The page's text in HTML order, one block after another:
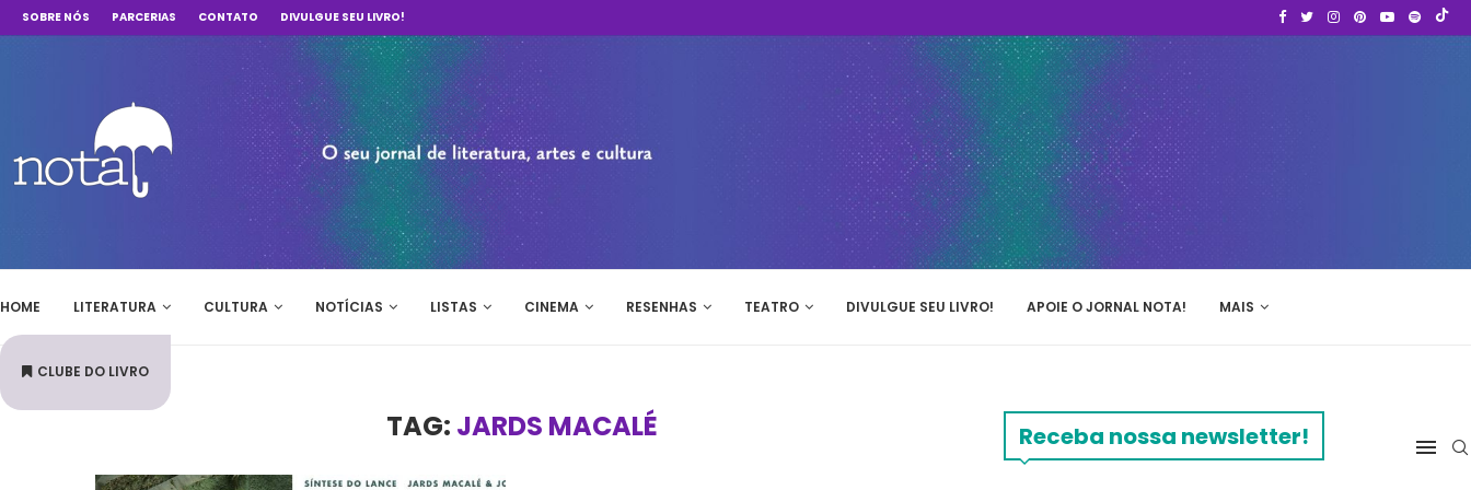
SOBRE NÓS PARCERIAS CONTATO DIVULGUE SEU LIVRO!
HOME LITERATURA CULTURA NOTÍCIAS LISTAS CINEMA RESENHAS TEATRO DIVULGUE SEU LIVRO! APOIE O JORNAL NOTA! MAIS
CLUBE DO LIVRO
TAG: JARDS MACALÉ Receba nossa newsletter!